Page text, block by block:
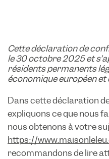
Cette déclaration de
le 30 octobre 2025 et
résidents permanents
économique européen et
Dans cette déclaration
expliquons ce que nous
nous obtenons à votre
https://
recommandons de lire